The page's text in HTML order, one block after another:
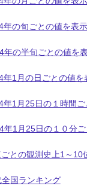
年の旬ごとの値を表示
年の半旬ごとの値を
年1月の日ごとの値を
年1月25日の１時間
年1月25日の１０分
との観測史上1～10
全国ランキング